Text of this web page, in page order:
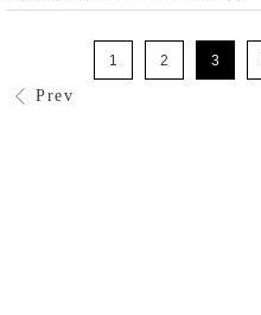
Prev
1 2 3